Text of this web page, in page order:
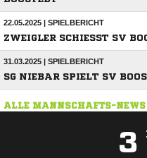
22.05.2025 | SPIELBERICHT
ZWEIGLER SCHIESST SV
31.03.2025 | SPIELBERICHT
SG NIEBAR SPIELT SV
ALLE MANNSCHAFTS-
3